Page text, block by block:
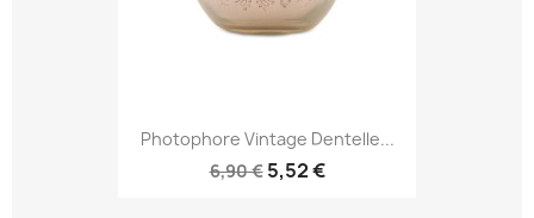
Photophore Vintage Dentelle...
6,90 € 5,52 €